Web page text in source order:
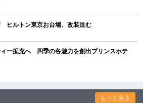
ヒルトン東京お台場、改装進む
ー拡充へ 四季の各魅力を創出プリンスホテ
もっと見る